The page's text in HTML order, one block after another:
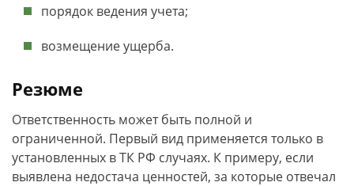
порядок ведения учета;
возмещение ущерба.
Резюме
Ответственность может быть полной и
ограниченной. Первый вид применяется только в
установленных в ТК РФ случаях. К примеру, если
выявлена недостача ценностей, за которые отвечал